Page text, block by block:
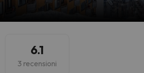
6.1
3 recensioni